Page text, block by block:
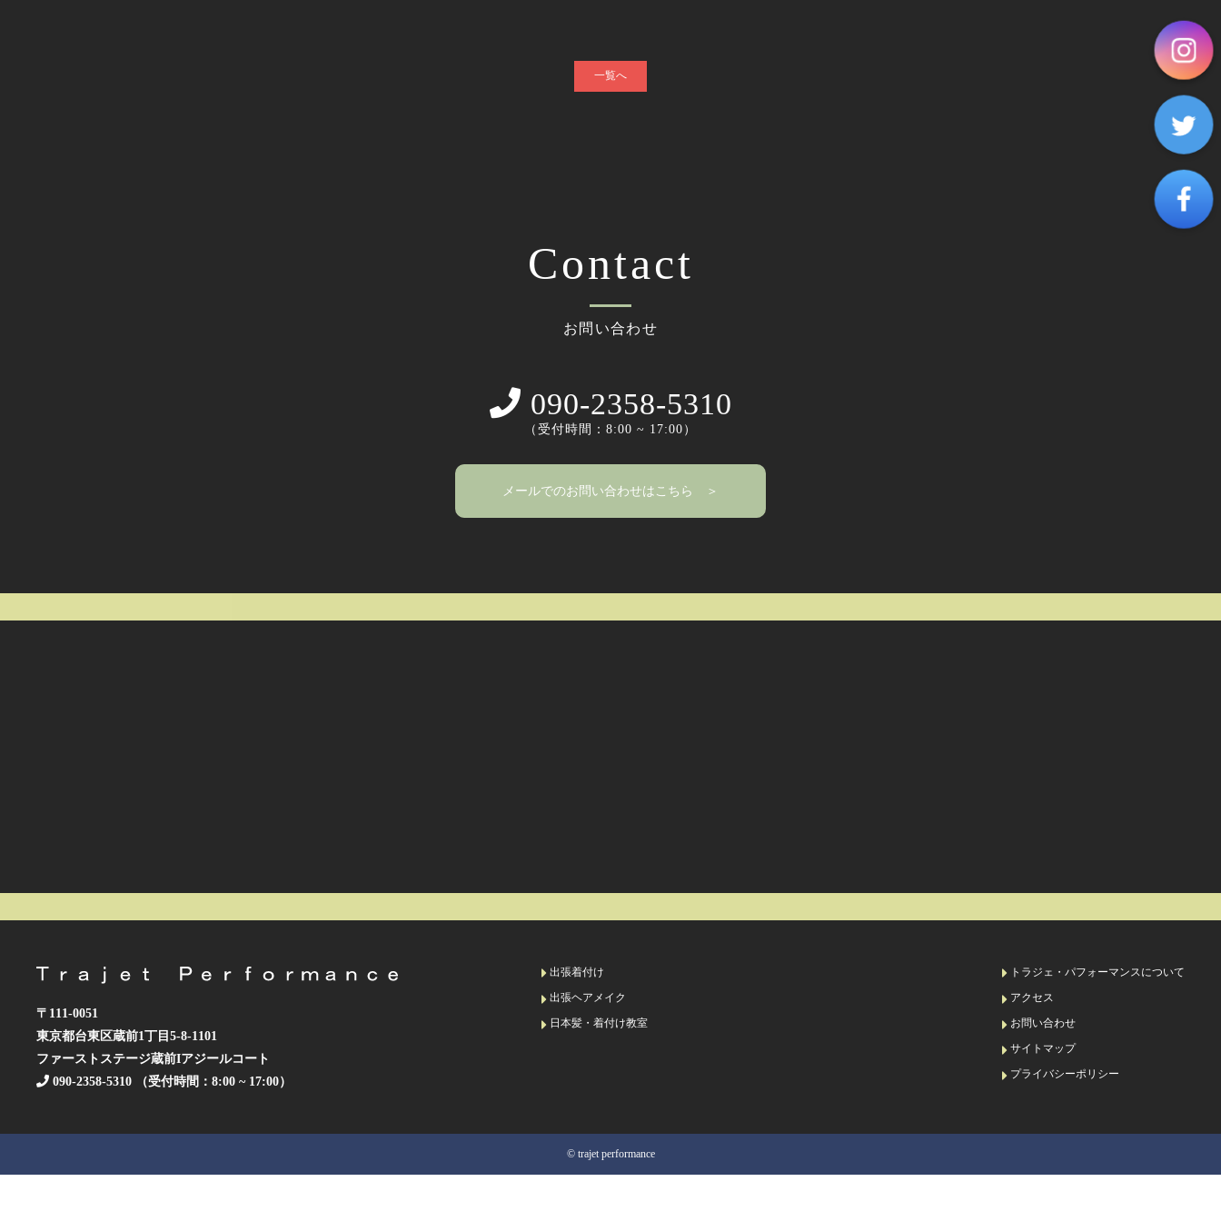
一覧へ
Contact
お問い合わせ
090-2358-5310
（受付時間：8:00 ~ 17:00）
メールでのお問い合わせはこちら ＞
〒111-0051
東京都台東区蔵前1丁目5-8-1101
ファーストステージ蔵前Iアジールコート
090-2358-5310 （受付時間：8:00 ~ 17:00）
出張着付け
出張ヘアメイク
日本髪・着付け教室
トラジェ・パフォーマンスについて
アクセス
お問い合わせ
サイトマップ
プライバシーポリシー
© trajet performance